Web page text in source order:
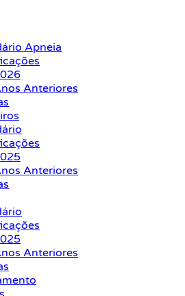
Apneia
Anteriores
Anteriores
Anteriores